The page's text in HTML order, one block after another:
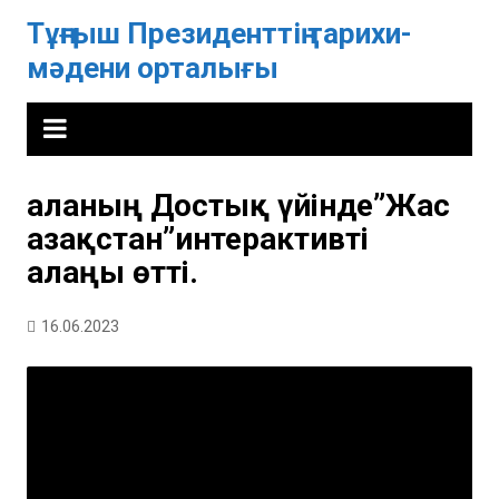
content
Тұңғыш Президенттің тарихи-
мәдени орталығы
Қаланың Достық үйінде”Жас
Қазақстан”интерактивті
алаңы өтті.
16.06.2023